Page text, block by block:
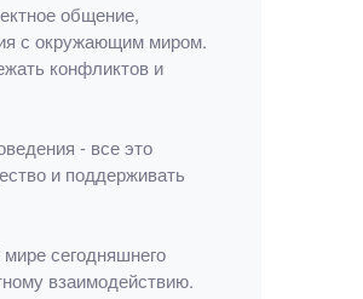
общение,
с окружающим миром.
конфликтов и
- все это
и поддерживать
сегодняшнего
взаимодействию.